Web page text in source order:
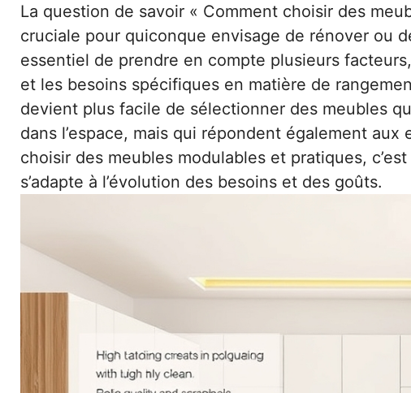
La question de savoir « Comment choisir des
cruciale pour quiconque envisage de rénover ou
essentiel de prendre en compte plusieurs
et les besoins spécifiques en matière de
devient plus facile de sélectionner des meubles
dans l’espace, mais qui répondent également
choisir des meubles modulables et pratiques,
s’adapte à l’évolution des besoins et des goûts.